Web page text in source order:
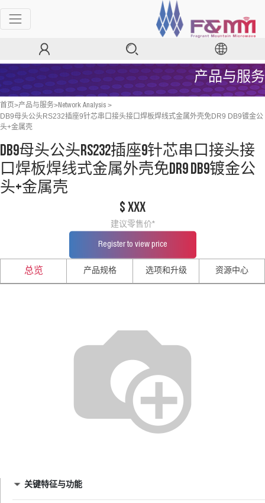
产品与服务
首页>产品与服务>Network Analysis >
DB9母头公头RS232插座9针芯串口接头接口焊板焊线式金属外壳免DR9 DB9镀金公
头+金属壳
DB9母头公头RS232插座9针芯串口接头接
口焊板焊线式金属外壳免DR9 DB9镀金公
头+金属壳
$ xxx
建议零售价*
Register to view price
总览 产品规格 选项和升级 资源中心
关键特征与功能